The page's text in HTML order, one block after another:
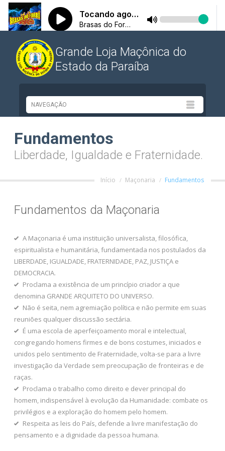
Grande Loja Maçônica do
Estado da Paraíba
Fundamentos
Liberdade, Igualdade e Fraternidade.
Início Maçonaria Fundamentos
Fundamentos da Maçonaria
A Maçonaria é uma instituição universalista, filosófica,
espiritualista e humanitária, fundamentada nos postulados da
LIBERDADE, IGUALDADE, FRATERNIDADE, PAZ, JUSTIÇA e
DEMOCRACIA.
Proclama a existência de um princípio criador a que
denomina GRANDE ARQUITETO DO UNIVERSO.
Não é seita, nem agremiação política e não permite em suas
reuniões qualquer discussão sectária.
É uma escola de aperfeiçoamento moral e intelectual,
congregando homens firmes e de bons costumes, iniciados e
unidos pelo sentimento de Fraternidade, volta-se para a livre
investigação da Verdade sem preocupação de fronteiras e de
raças.
Proclama o trabalho como direito e dever principal do
homem, indispensável à evolução da Humanidade: combate os
privilégios e a exploração do homem pelo homem.
Respeita as leis do País, defende a livre manifestação do
pensamento e a dignidade da pessoa humana.